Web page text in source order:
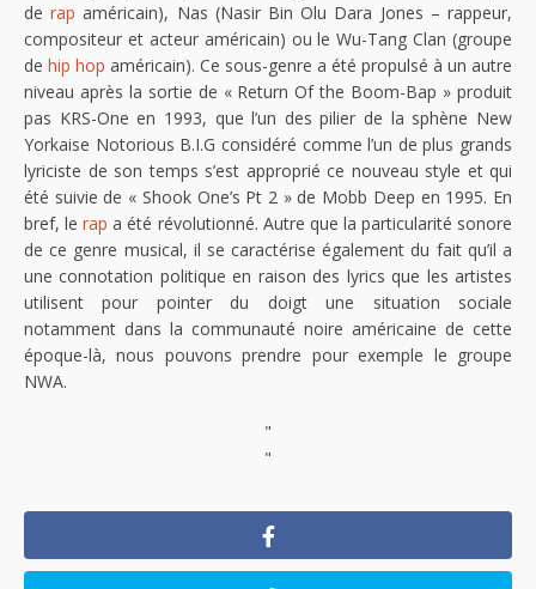
derap américain), Nas (Nasir Bin Olu Dara Jones – rappeur,
compositeur et acteur américain) ou le Wu-Tang Clan (groupe
de hip hop américain). Ce sous-genre a été propulsé à un autre
niveau après la sortie de « Return Of the Boom-Bap » produit
pas KRS-One en 1993, que l’un des pilier de la sphène New
Yorkaise Notorious B.I.G considéré comme l’un de plus grands
lyriciste de son temps s’est approprié ce nouveau style et qui
été suivie de « Shook One’s Pt 2 » de Mobb Deep en 1995. En
bref, lerap a été révolutionné. Autre que la particularité sonore
de ce genre musical, il se caractérise également du fait qu’il a
une connotation politique en raison des lyrics que les artistes
utilisent pour pointer du doigt une situation sociale
notamment dans la communauté noire américaine de cette
époque-là, nous pouvons prendre pour exemple le groupe
NWA.
"
"